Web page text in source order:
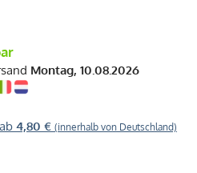
Montag, 10.08.2026
4,80 € (innerhalb von Deutschland)